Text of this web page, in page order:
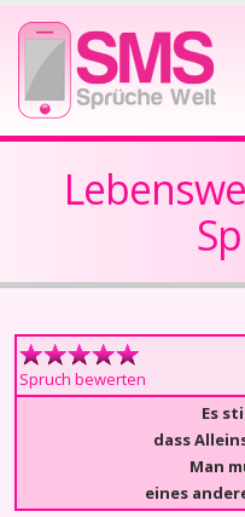
Spruch bewerten
Es
dass
Man
eines